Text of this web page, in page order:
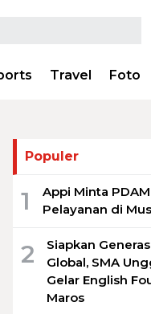
Travel Foto
Populer
1
Appi Minta
Pelayanan di
2
Siapkan
Global, SMA
Gelar English
Maros